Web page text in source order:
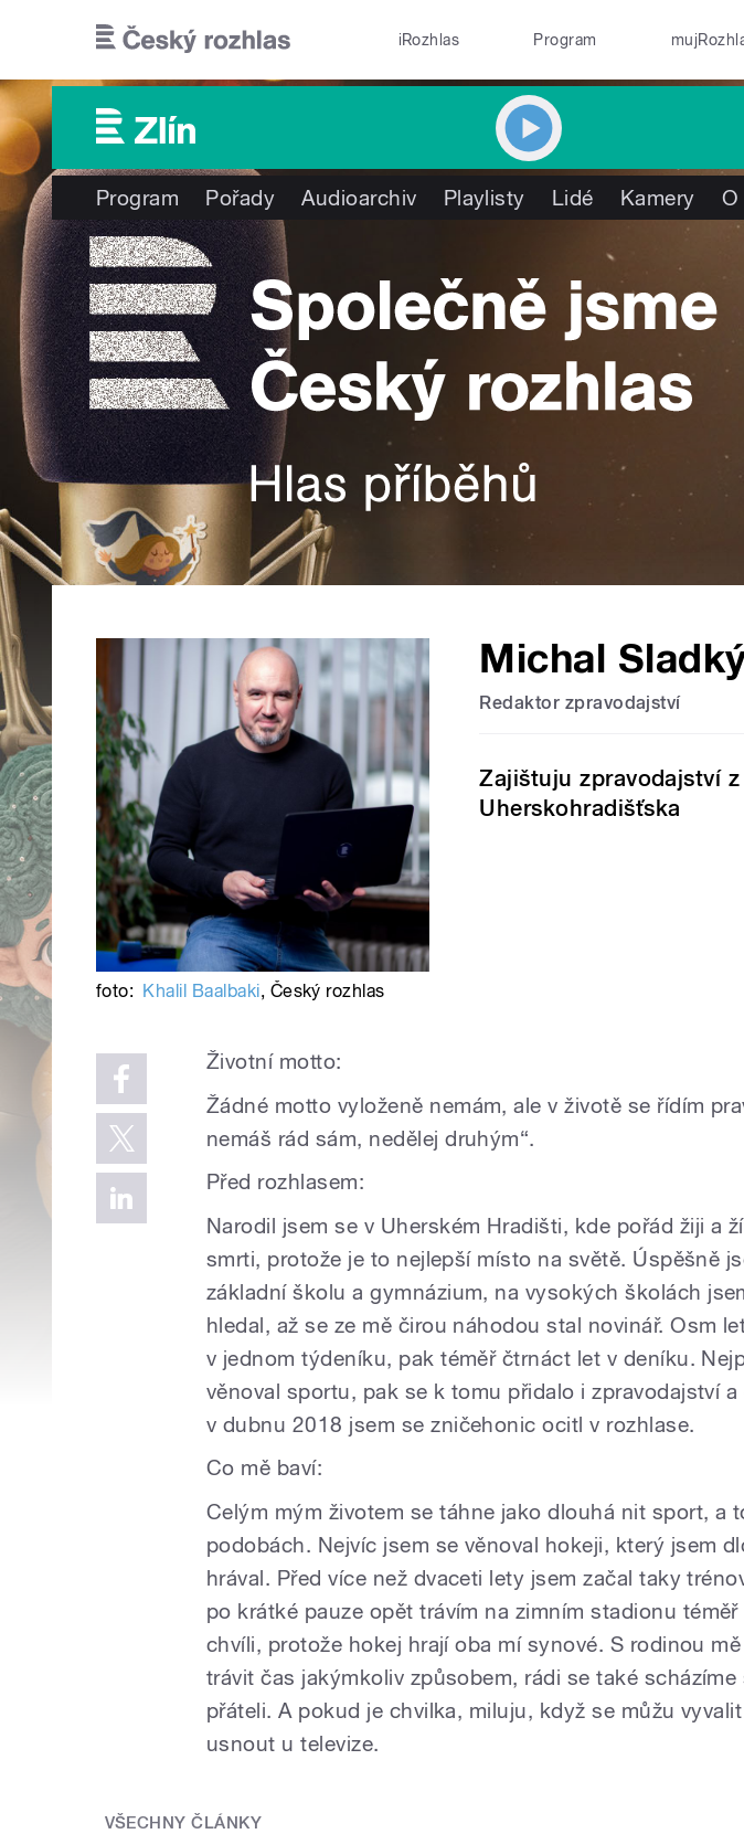
iRozhlas Program
Program Pořady Audioarchiv Playlisty Lidé Kamery O
Michal
Redaktor zpravodajství
Zajištuju zpravodajství z
Uherskohradišťska
foto: Khalil Baalbaki, Český rozhlas
Životní motto:
Žádné motto vyloženě nemám, ale v životě se řídím
nemáš rád sám, nedělej druhým“.
Před rozhlasem:
Narodil jsem se v Uherském Hradišti, kde pořád žiji a
smrti, protože je to nejlepší místo na světě. Úspěšně
základní školu a gymnázium, na vysokých školách
hledal, až se ze mě čirou náhodou stal novinář. Osm
v jednom týdeníku, pak téměř čtrnáct let v deníku.
věnoval sportu, pak se k tomu přidalo i zpravodajství a
v dubnu 2018 jsem se zničehonic ocitl v rozhlase.
Co mě baví:
Celým mým životem se táhne jako dlouhá nit sport, a
podobách. Nejvíc jsem se věnoval hokeji, který jsem
hrával. Před více než dvaceti lety jsem začal taky
po krátké pauze opět trávím na zimním stadionu
chvíli, protože hokej hrají oba mí synové. S rodinou
trávit čas jakýmkoliv způsobem, rádi se také scházíme
přáteli. A pokud je chvilka, miluju, když se můžu
usnout u televize.
VŠECHNY ČLÁNKY